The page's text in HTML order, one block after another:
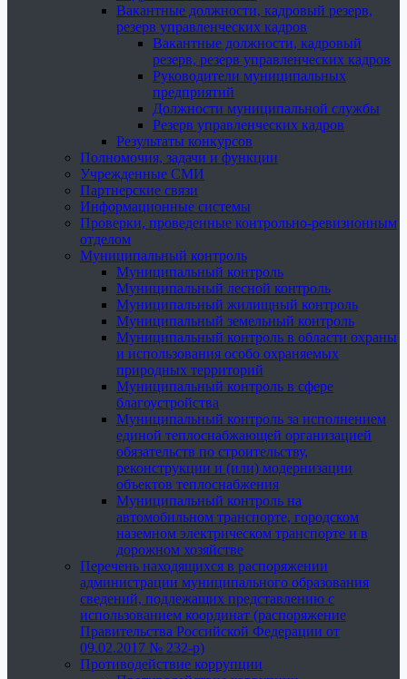
Вакантные должности, кадровый резерв,
резерв управленческих кадров
Вакантные должности, кадровый
резерв, резерв управленческих кадров
Руководители муниципальных
предприятий
Должности муниципальной службы
Резерв управленческих кадров
Результаты конкурсов
Полномочия, задачи и функции
Учрежденные СМИ
Партнерские связи
Информационные системы
Проверки, проведенные контрольно-ревизионным
отделом
Муниципальный контроль
Муниципальный контроль
Муниципальный лесной контроль
Муниципальный жилищный контроль
Муниципальный земельный контроль
Муниципальный контроль в области охраны
и использования особо охраняемых
природных территорий
Муниципальный контроль в сфере
благоустройства
Муниципальный контроль за исполнением
единой теплоснабжающей организацией
обязательств по строительству,
реконструкции и (или) модернизации
объектов теплоснабжения
Муниципальный контроль на
автомобильном транспорте, городском
наземном электрическом транспорте и в
дорожном хозяйстве
Перечень находящихся в распоряжении
администрации муниципального образования
сведений, подлежащих представлению с
использованием координат (распоряжение
Правительства Российской Федерации от
09.02.2017 № 232-р)
Противодействие коррупции